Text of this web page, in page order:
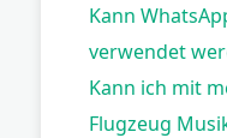
Kann
verwendet
Kann ich mit
Flugzeug